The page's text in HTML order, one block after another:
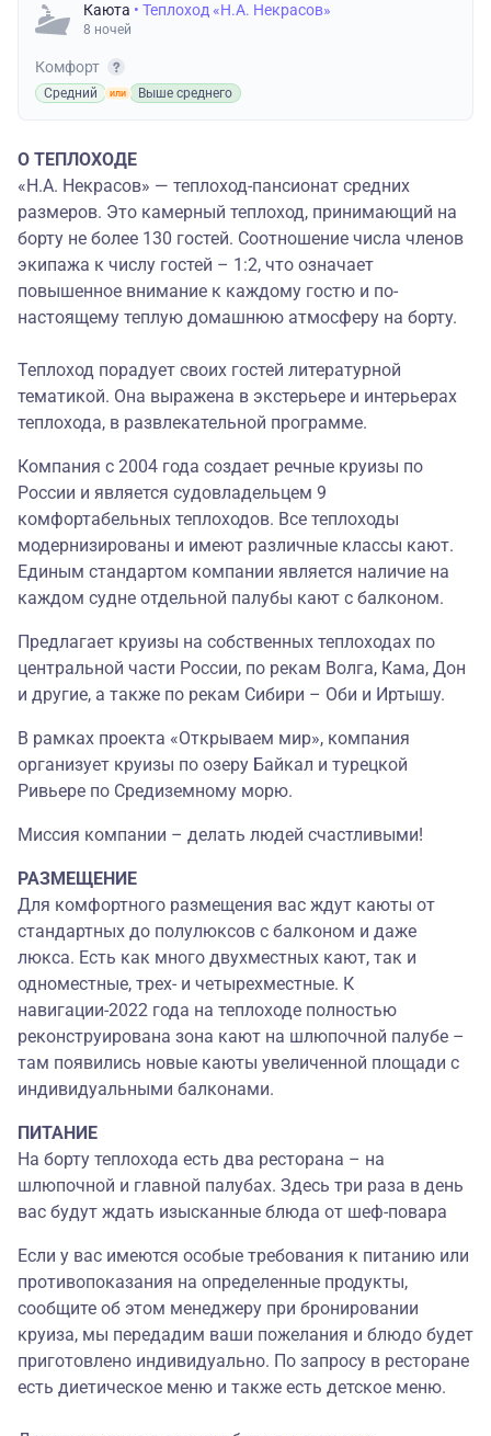
Каюта • Теплоход «Н.А. Некрасов»
8 ночей
Комфорт
Средний Выше среднего
О ТЕПЛОХОДЕ
«Н.А. Некрасов» — теплоход-пансионат средних
размеров. Это камерный теплоход, принимающий на
борту не более 130 гостей. Соотношение числа членов
экипажа к числу гостей – 1:2, что означает
повышенное внимание к каждому гостю и по-
настоящему теплую домашнюю атмосферу на борту.
Теплоход порадует своих гостей литературной
тематикой. Она выражена в экстерьере и интерьерах
теплохода, в развлекательной программе.
Компания с 2004 года создает речные круизы по
России и является судовладельцем 9
комфортабельных теплоходов. Все теплоходы
модернизированы и имеют различные классы кают.
Единым стандартом компании является наличие на
каждом судне отдельной палубы кают с балконом.
Предлагает круизы на собственных теплоходах по
центральной части России, по рекам Волга, Кама, Дон
и другие, а также по рекам Сибири – Оби и Иртышу.
В рамках проекта «Открываем мир», компания
организует круизы по озеру Байкал и турецкой
Ривьере по Средиземному морю.
Миссия компании – делать людей счастливыми!
РАЗМЕЩЕНИЕ
Для комфортного размещения вас ждут каюты от
стандартных до полулюксов с балконом и даже
люкса. Есть как много двухместных кают, так и
одноместные, трех- и четырехместные. К
навигации-2022 года на теплоходе полностью
реконструирована зона кают на шлюпочной палубе –
там появились новые каюты увеличенной площади с
индивидуальными балконами.
ПИТАНИЕ
На борту теплохода есть два ресторана – на
шлюпочной и главной палубах. Здесь три раза в день
вас будут ждать изысканные блюда от шеф-повара
Если у вас имеются особые требования к питанию или
противопоказания на определенные продукты,
сообщите об этом менеджеру при бронировании
круиза, мы передадим ваши пожелания и блюдо будет
приготовлено индивидуально. По запросу в ресторане
есть диетическое меню и также есть детское меню.